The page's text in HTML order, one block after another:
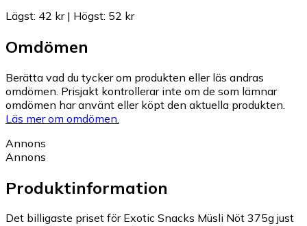
Lägst: 42 kr| Högst: 52 kr
Omdömen
Berätta vad du tycker om produkten eller läs andras
omdömen. Prisjakt kontrollerar inte om de som lämnar
omdömen har använt eller köpt den aktuella produkten.
Läs mer om omdömen.
Annons
Annons
Produktinformation
Det billigaste priset för Exotic Snacks Müsli Nöt 375g just